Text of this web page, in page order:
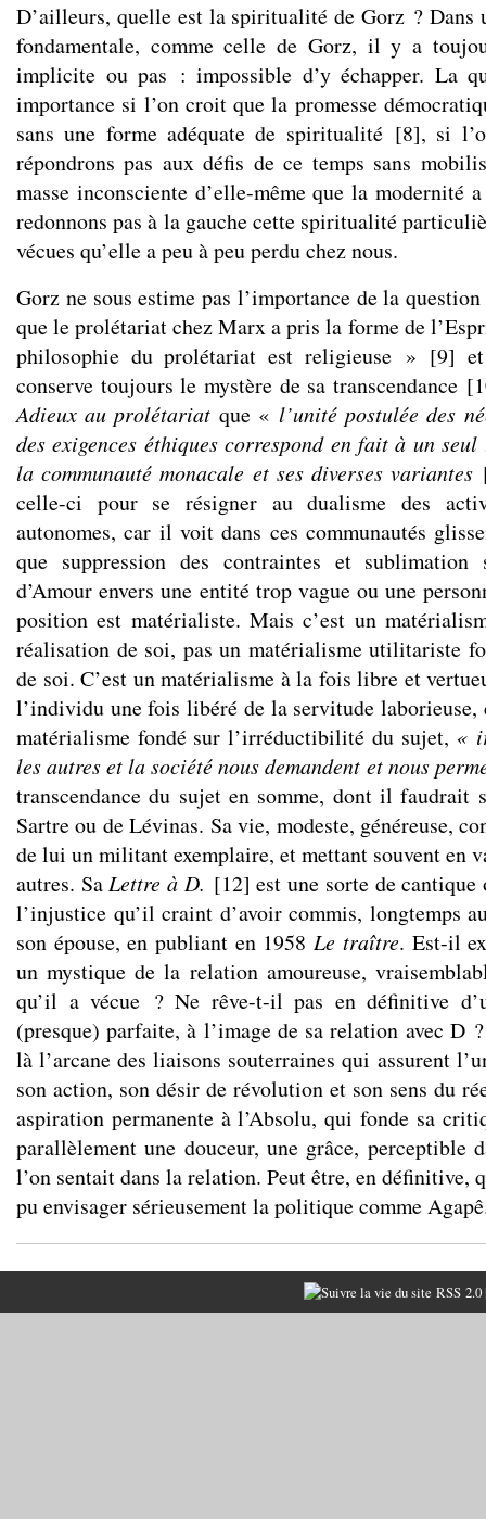
D’ailleurs, quelle est la spiritualité de Gorz ? Dans
fondamentale, comme celle de Gorz, il y a
implicite ou pas : impossible d’y échapper. La
importance si l’on croit que la promesse
sans une forme adéquate de spiritualité[8], si
répondrons pas aux défis de ce temps sans
masse inconsciente d’elle-même que la modernité
redonnons pas à la gauche cette spiritualité
vécues qu’elle a peu à peu perdu chez nous.
Gorz ne sous estime pas l’importance de la
que le prolétariat chez Marx a pris la forme de
philosophie du prolétariat est religieuse » [9]
conserve toujours le mystère de sa transcendance[
Adieux au prolétariat que «l’unité postulée des
des exigences éthiques correspond en fait à un
la communauté monacale et ses diverses variantes
celle-ci pour se résigner au dualisme des
autonomes, car il voit dans ces communautés
que suppression des contraintes et
d’Amour envers une entité trop vague ou une
position est matérialiste. Mais c’est un
réalisation de soi, pas un matérialisme utilitariste
de soi. C’est un matérialisme à la fois libre et
l’individu une fois libéré de la servitude laborieuse,
matérialisme fondé sur l’irréductibilité du sujet, «
les autres et la société nous demandent et nous
transcendance du sujet en somme, dont il faudrait
Sartre ou de Lévinas. Sa vie, modeste, généreuse,
de lui un militant exemplaire, et mettant souvent en
autres. SaLettre à D. [12] est une sorte de
l’injustice qu’il craint d’avoir commis, longtemps
son épouse, en publiant en 1958Le traître. Est-il
un mystique de la relation amoureuse,
qu’il a vécue ? Ne rêve-t-il pas en définitive
(presque) parfaite, à l’image de sa relation avec D
là l’arcane des liaisons souterraines qui assurent
son action, son désir de révolution et son sens du
aspiration permanente à l’Absolu, qui fonde sa
parallèlement une douceur, une grâce, perceptible
l’on sentait dans la relation. Peut être, en définitive,
pu envisager sérieusement la politique comme
RSS 2.0